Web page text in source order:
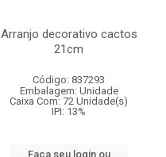
Arranjo decorativo cactos
21cm
Código: 837293
Embalagem: Unidade
Caixa Com: 72 Unidade(s)
IPI: 13%
Faça seu login ou